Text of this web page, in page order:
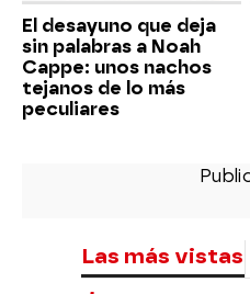
El desayuno que deja
sin palabras a Noah
Cappe: unos nachos
tejanos de lo más
peculiares
Las más vistas